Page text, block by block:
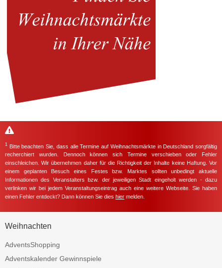
1
Bitte beachten Sie, dass alle Termine auf Weihnachtsmärkte in Deutschland sorgfältig
recherchiert wurden. Dennoch können sich Termine verschieben oder Fehler
einschleichen. Wir übernehmen daher für die Richtigkeit der Inhalte keine Haftung. Vor
einem geplanten Besuch eines Festes bzw. Marktes sollten unbedingt aktuelle
Informationen des Veranstalters bzw. der jeweiligen Stadt eingeholt werden - dazu
verlinken wir bei jedem Veranstaltungseintrag auch eine weitere Webseite. Sie haben
einen Fehler entdeckt? Dann können Sie dies hier melden.
Weihnachten
AdventsShopping
Adventskalender Gewinnspiele